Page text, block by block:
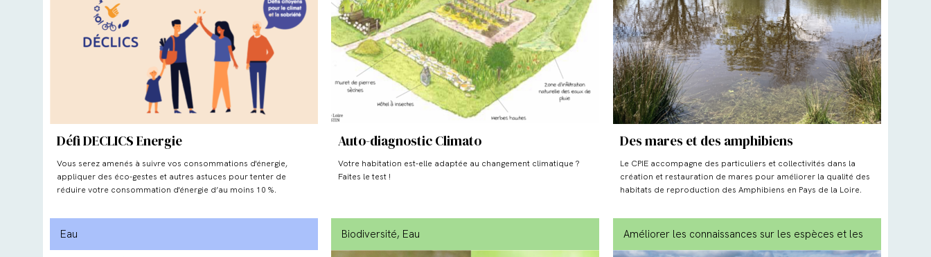
Défi DECLICS Energie
Vous serez amenés à suivre vos consommations d'énergie,
appliquer des éco-gestes et autres astuces pour tenter de
réduire votre consommation d'énergie d’au moins 10 %.
Auto-diagnostic Climato
Votre habitation est-elle adaptée au changement climatique ?
Faites le test !
Des mares et des amphibiens
Le CPIE accompagne des particuliers et collectivités dans la
création et restauration de mares pour améliorer la qualité des
habitats de reproduction des Amphibiens en Pays de la Loire.
Eau Biodiversité, Eau
Améliorer les connaissances sur les espèces et les